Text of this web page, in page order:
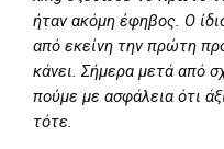
ήταν ακόμη έφηβος. Ο
από εκείνη την πρώτη
κάνει. Σήμερα μετά από
πούμε με ασφάλεια ότι
τότε.